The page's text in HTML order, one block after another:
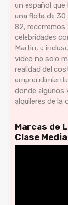
un español que
una flota de 30
82, recorremos
celebridades
Martin, e
video no solo
realidad del
donde algunos
alquileres de la
Marcas de
Clase